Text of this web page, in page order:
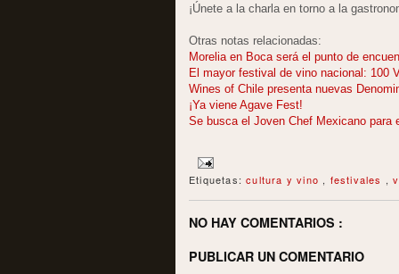
¡Únete a la charla en torno a la
Otras notas relacionadas:
Morelia en Boca será el punto de
El mayor festival de vino nacional: 100
Wines of Chile presenta nuevas
¡Ya viene Agave Fest!
Se busca el Joven Chef Mexicano para
Etiquetas:cultura y vino , festivales ,
NO HAY COMENTARIOS :
PUBLICAR UN COMENTARIO